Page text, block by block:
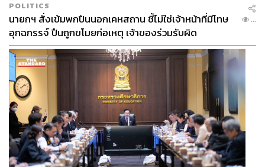
POLITICS
นายกฯ สั่งเข้มพกปืนนอกเคหสถาน ชี้ไม่ใช่เจ้าหน้าที่มีโทษ
อุกฉกรรจ์ ปืนถูกขโมยก่อเหตุ เจ้าของร่วมรับผิด
...